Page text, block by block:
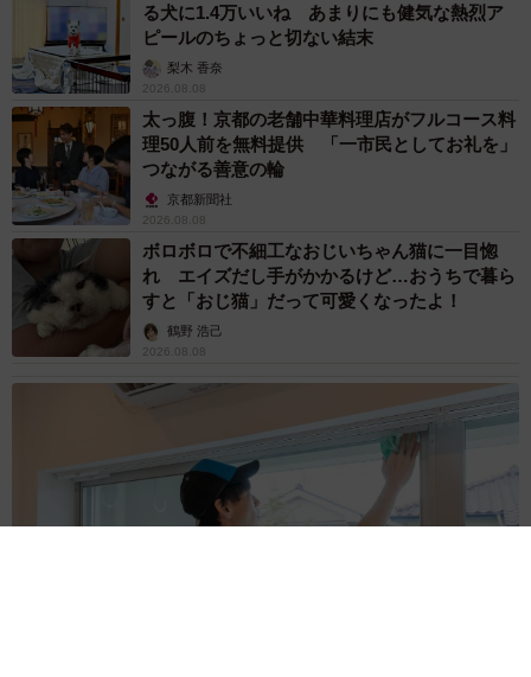
る犬に1.4万いいね あまりにも健気な熱烈ア
ピールのちょっと切ない結末
梨木 香奈
2026.08.08
太っ腹！京都の老舗中華料理店がフルコース料
理50人前を無料提供 「一市民としてお礼を」
つながる善意の輪
京都新聞社
2026.08.08
ボロボロで不細工なおじいちゃん猫に一目惚
れ エイズだし手がかかるけど…おうちで暮ら
すと「おじ猫」だって可愛くなったよ！
鶴野 浩己
2026.08.08